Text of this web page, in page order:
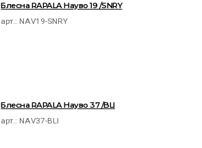
Блесна RAPALA Науво 19 /SNRY
арт.: NAV19-SNRY
Блесна RAPALA Науво 37 /BLI
арт.: NAV37-BLI